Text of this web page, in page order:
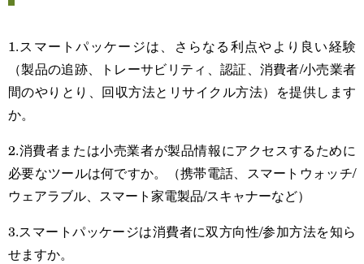
1.スマートパッケージは、さらなる利点やより良い経験
（製品の追跡、トレーサビリティ、認証、消費者/小売業者
間のやりとり、回収方法とリサイクル方法）を提供します
か。
2.消費者または小売業者が製品情報にアクセスするために
必要なツールは何ですか。（携帯電話、スマートウォッチ/
ウェアラブル、スマート家電製品/スキャナーなど）
3.スマートパッケージは消費者に双方向性/参加方法を知ら
せますか。